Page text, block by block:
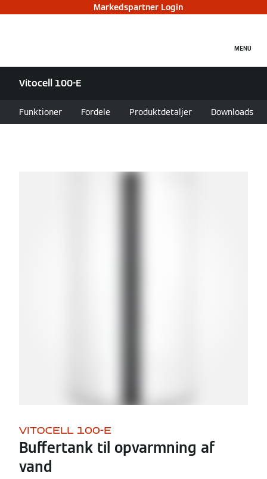
Markedspartner Login
MENU
Vitocell 100-E
Funktioner Fordele Produktdetaljer Downloads
VITOCELL 100-E
Buffertank til opvarmning af
vand